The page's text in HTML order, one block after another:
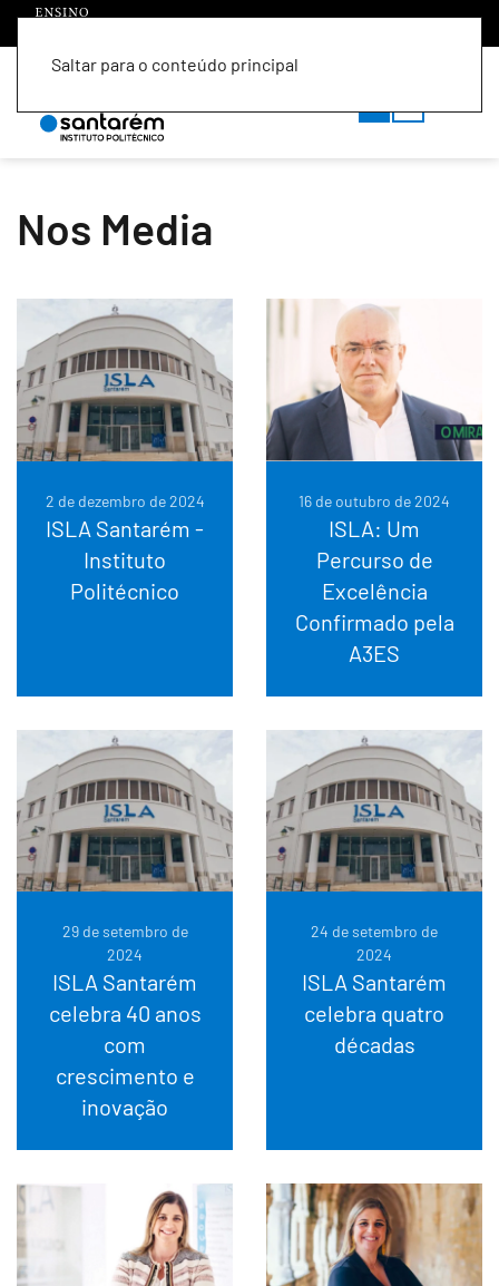
Saltar para o conteúdo principal
Nos Media
2 de dezembro de 2024
ISLA Santarém -
Instituto
Politécnico
16 de outubro de 2024
ISLA: Um
Percurso de
Excelência
Confirmado pela
A3ES
29 de setembro de
2024
ISLA Santarém
celebra 40 anos
com
crescimento e
inovação
24 de setembro de
2024
ISLA Santarém
celebra quatro
décadas